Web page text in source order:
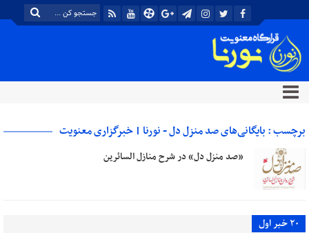
برچسب : بایگانی‌های صد منزل دل - نورنا | خبرگزاری معنویت
«صد منزل دل» در شرح منازل السائرین
20 خبر اول